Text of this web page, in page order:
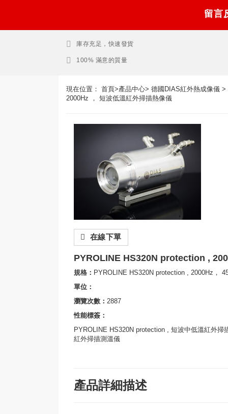
留言
庫存充足，快速發貨
100% 滿意的質量
現在位置： 首頁>產品中心> 德國DIAS紅外熱成像儀 >
2000Hz ， 短波低溫紅外掃描熱像儀
在線下單
PYROLINE HS320N protection ,
規格： PYROLINE HS320N protection , 2000Hz，
單位：
瀏覽次數： 2887
性能標簽：
PYROLINE HS320N protection , 短波中低溫紅外
紅外掃描測溫儀
產品詳細描述